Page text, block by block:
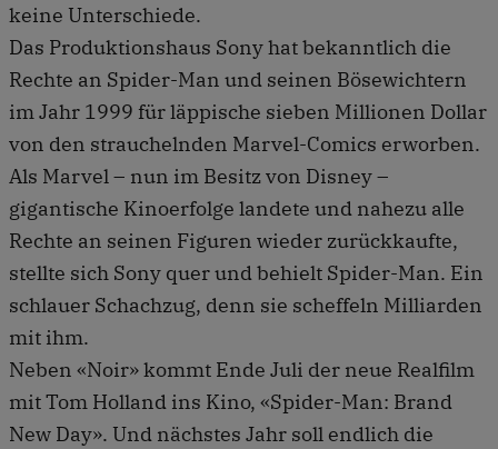
keine Unterschiede.
Das Produktionshaus Sony hat bekanntlich die
Rechte an Spider-Man und seinen Bösewichtern
im Jahr 1999 für läppische sieben Millionen Dollar
von den strauchelnden Marvel-Comics erworben.
Als Marvel – nun im Besitz von Disney –
gigantische Kinoerfolge landete und nahezu alle
Rechte an seinen Figuren wieder zurückkaufte,
stellte sich Sony quer und behielt Spider-Man. Ein
schlauer Schachzug, denn sie scheffeln Milliarden
mit ihm.
Neben «Noir» kommt Ende Juli der neue Realfilm
mit Tom Holland ins Kino, «Spider-Man: Brand
New Day». Und nächstes Jahr soll endlich die